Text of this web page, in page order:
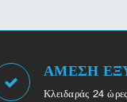
ΑΜΕΣΗ
Κλειδαράς 24